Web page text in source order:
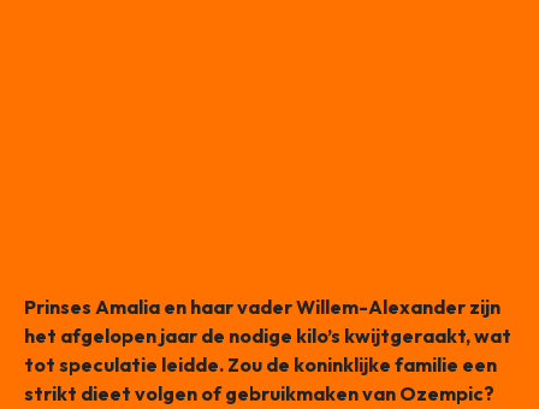
Prinses Amalia en haar vader Willem-Alexander zijn
het afgelopen jaar de nodige kilo’s kwijtgeraakt, wat
tot speculatie leidde. Zou de koninklijke familie een
strikt dieet volgen of gebruikmaken van Ozempic?